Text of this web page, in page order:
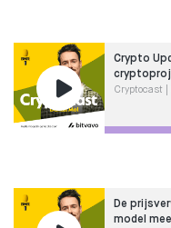
Crypto
Cryptocast |
De
model